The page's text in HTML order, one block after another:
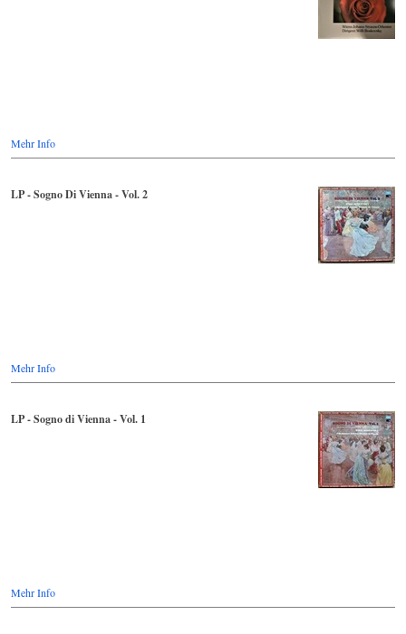
Mehr Info
LP - Sogno Di Vienna - Vol. 2
Mehr Info
LP - Sogno di Vienna - Vol. 1
Mehr Info